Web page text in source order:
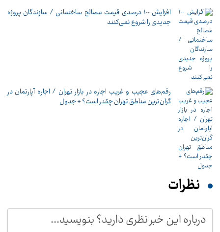
افزایش ١٠٠ درصدی قیمت مصالح ساختمانی / سازندگان پروژه
جدیدی را شروع نمی‌کنند
رقم‌های عجیب و غریب اجاره در بازار تهران / اجاره آپارتمان در
گران‌ترین مناطق تهران چقدر است؟ + جدول
نظرات